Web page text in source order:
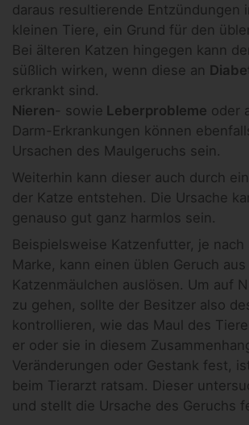
daraus resultierende Entzündungen
kleinen Tiere, ein Grund für den
Bei älteren Katzen hingegen kann
süßlich wirken, wenn diese an
erkrankt sind.
Nieren- sowie Leberprobleme oder
Darm-Erkrankungen können
Ursachen des Maulgeruchs sein.
Weiterhin kann dieser auch durch
der Katze entstehen. Die Ursache
genauso gut ganz harmlos sein.
Beispielsweise Katzenfutter, je nach
Marke, kann einen üblen Geruch aus
Katzenmäulchen auslösen. Um auf
zu gehen, sollte der Besitzer also
kontrollieren, wie das Maul des
er oder sie in diesem
Veränderungen oder Gestank fest,
beim Tierarzt ratsam. Dieser
und stellt die Ursache des Geruchs